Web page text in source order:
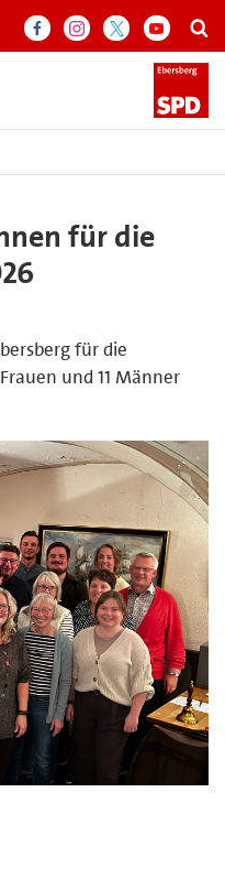
für die
für die
und 11 Männer